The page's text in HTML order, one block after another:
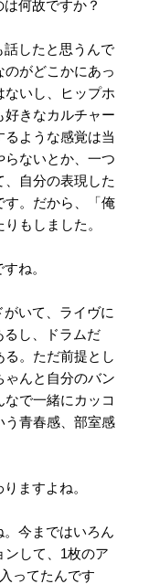
何故ですか？
したと思うんで
がどこかにあっ
いし、ヒップホ
好きなカルチャー
ような感覚は当
ないとか、一つ
自分の表現した
す。だから、「俺
もしました。
ね。
いて、ライヴに
るし、ドラムだ
。ただ前提とし
んと自分のバン
なで一緒にカッコ
う青春感、部室感
ますよね。
今まではいろん
ンして、1枚のア
ってたんです